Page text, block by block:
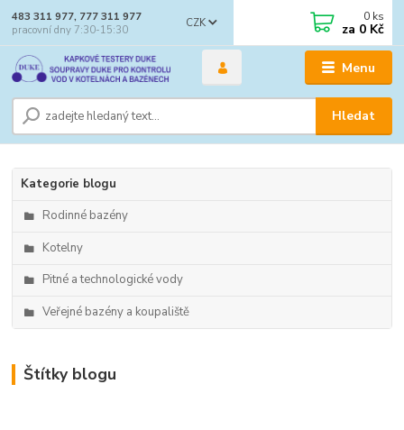
Menu
CZK
Hledat
483 311 977, 777 311 977
pracovní dny 7:30-15:30
0 ks
za 0 Kč
Kategorie blogu
Rodinné bazény
Kotelny
Pitné a technologické vody
Veřejné bazény a koupaliště
Štítky blogu